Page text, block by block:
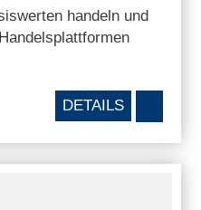
handeln und
DETAILS